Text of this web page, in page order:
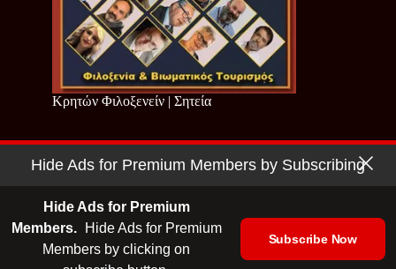
Κρητών Φιλοξενείν | Σητεία
Copyright © 2026 - Cretan Business | Κρητών Επιχειρείν
Hide Ads for Premium Members by Subscribing
Hide Ads for Premium
Members.
Hide Ads for Premium
Members by clicking on
Subscribe Now